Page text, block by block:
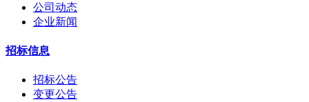
公司动态
企业新闻
招标信息
招标公告
变更公告